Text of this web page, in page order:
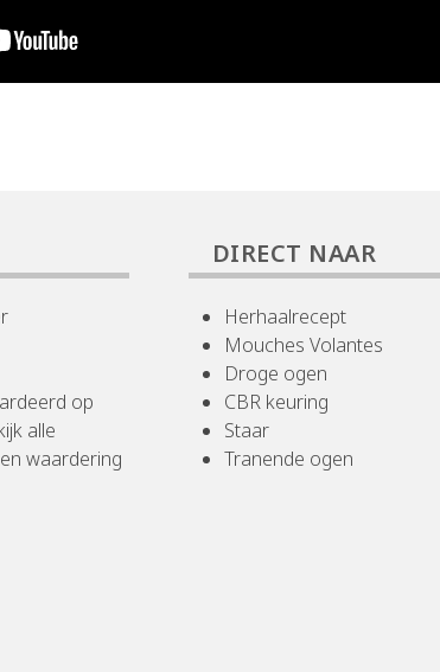
op
alle
waardering
DIRECT NAAR
Herhaalrecept
Mouches Volantes
Droge ogen
CBR keuring
Staar
Tranende ogen